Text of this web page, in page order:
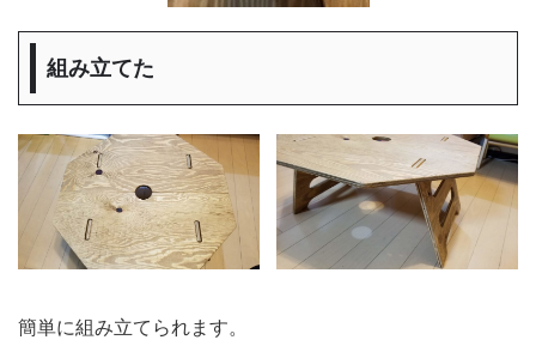
組み立てた
簡単に組み立てられます。